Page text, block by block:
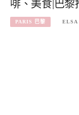
啡、美食|巴黎
PARIS 巴黎 ELSA